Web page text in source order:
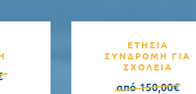
ΕΤΗΣΙΑ
ΣΥΝΔΡΟΜΗ ΓΙΑ
ΣΧΟΛΕΙΑ
από 150,00€